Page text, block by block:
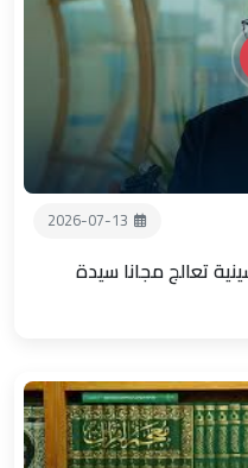
2026-07-13
تعالج مجانا سيدة